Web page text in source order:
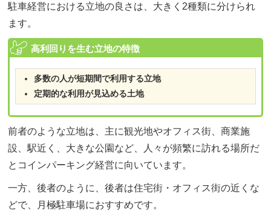
駐車経営における立地の良さは、大きく2種類に分けられ
ます。
高利回りを生む立地の特徴
多数の人が短期間で利用する立地
定期的な利用が見込める土地
前者のような立地は、主に観光地やオフィス街、商業施
設、駅近く、大きな公園など、人々が頻繁に訪れる場所だ
とコインパーキング経営に向いています。
一方、後者のように、後者は住宅街・オフィス街の近くな
どで、月極駐車場におすすめです。